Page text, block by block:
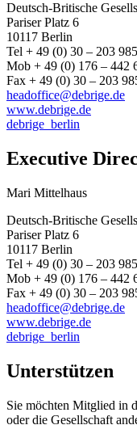
Deutsch-Britische
Pariser Platz 6
10117 Berlin
Tel + 49 (0) 30 – 203
Mob + 49 (0) 176 – 442
Fax + 49 (0) 30 – 203
headoffice@debrige.de
www.debrige.de
debrige_berlin
Executive
Mari Mittelhaus
Deutsch-Britische
Pariser Platz 6
10117 Berlin
Tel + 49 (0) 30 – 203
Mob + 49 (0) 176 – 442
Fax + 49 (0) 30 – 203
headoffice@debrige.de
www.debrige.de
debrige_berlin
Unterstützen
Sie möchten Mitglied in
oder die Gesellschaft